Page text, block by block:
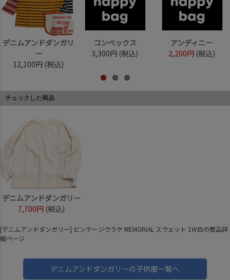
デニムアンドダンガリ
ー
12,100円 (税込)
コンベックス
3,300円 (税込)
アンディニー
2,200円 (税込)
チェックした商品
デニムアンドダンガリー
7,700円 (税込)
[デニムアンドダンガリー] ビンテージウラケ MEMORIAL スウェット 1W白の商品詳
細ページ
デニムアンドダンガリーの子供服一覧へ